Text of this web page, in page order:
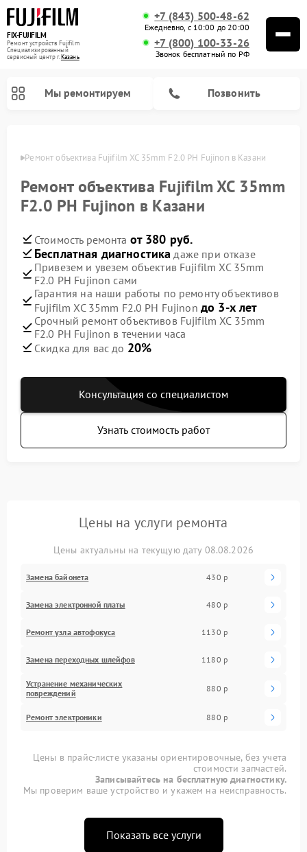
FIX-FUJIFILM
Ремонт устройств Fujifilm
Специализированный
cервисный центр г.Казань
+7 (843) 500-48-62
Ежедневно, с 10:00 до 20:00
+7 (800) 100-33-26
Звонок бесплатный по РФ
Мы ремонтируем Позвонить
Ремонт объектива Fujifilm XC 35mm F2.0 PH Fujinon в Казани
Ремонт объектива Fujifilm XC 35mm
F2.0 PH Fujinon в Казани
Стоимость ремонта от 380 руб.
Бесплатная диагностика даже при отказе
Привезем и увезем объектив Fujifilm XC 35mm
F2.0 PH Fujinon сами
Гарантия на наши работы по ремонту объективов
Fujifilm XC 35mm F2.0 PH Fujinon до 3-х лет
Срочный ремонт объективов Fujifilm XC 35mm
F2.0 PH Fujinon в течении часа
Скидка для вас до 20%
Консультация со специалистом
Узнать стоимость работ
Цены на услуги ремонта
Цены актуальны на текущую дату 08.08.2026
Замена байонета 430 р
Замена электронной платы 480 р
Ремонт узла автофокуса 1130 р
Замена переходных шлейфов 1180 р
Устранение механических
повреждений
880 р
Ремонт электроники 880 р
Цены в прайс-листе указаны ориентировочные, без учета
стоимости запчастей.
Записывайтесь на бесплатную диагностику.
Мы проверим ваше устройство и укажем на неисправность.
Показать все услуги